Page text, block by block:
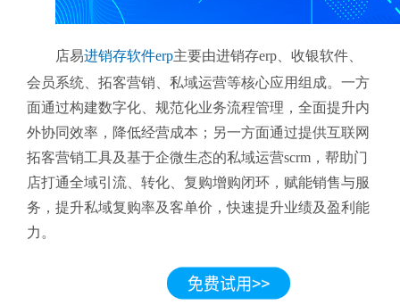
店易进销存软件erp主要由进销存erp、收银软件、
会员系统、拓客营销、私域运营等核心应用组成。一方
面通过构建数字化、规范化业务流程管理，全面提升内
外协同效率，降低经营成本；另一方面通过提供互联网
拓客营销工具及基于企微生态的私域运营scrm，帮助门
店打通全域引流、转化、复购增购闭环，赋能销售与服
务，提升私域复购率及客单价，快速提升业绩及盈利能
力。